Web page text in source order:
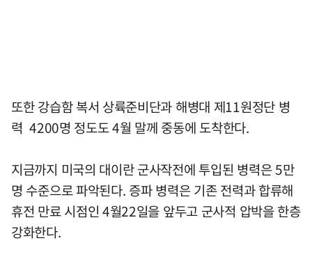
또한 강습함 복서 상륙준비단과 해병대 제11원정단 병
력 4200명 정도도 4월 말께 중동에 도착한다.
지금까지 미국의 대이란 군사작전에 투입된 병력은 5만
명 수준으로 파악된다. 증파 병력은 기존 전력과 합류해
휴전 만료 시점인 4월22일을 앞두고 군사적 압박을 한층
강화한다.